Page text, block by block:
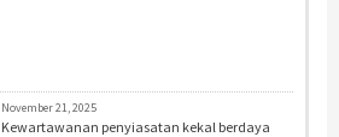
November 21, 2025
Kewartawanan penyiasatan kekal berdaya